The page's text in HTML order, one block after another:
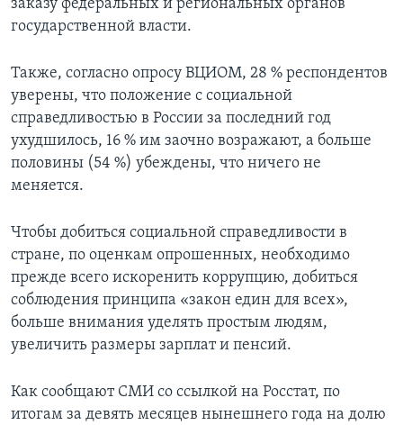
заказу федеральных и региональных органов
государственной власти.
Также, согласно опросу ВЦИОМ, 28 % респондентов
уверены, что положение с социальной
справедливостью в России за последний год
ухудшилось, 16 % им заочно возражают, а больше
половины (54 %) убеждены, что ничего не
меняется.
Чтобы добиться социальной справедливости в
стране, по оценкам опрошенных, необходимо
прежде всего искоренить коррупцию, добиться
соблюдения принципа «закон един для всех»,
больше внимания уделять простым людям,
увеличить размеры зарплат и пенсий.
Как сообщают СМИ со ссылкой на Росстат, по
итогам за девять месяцев нынешнего года на долю